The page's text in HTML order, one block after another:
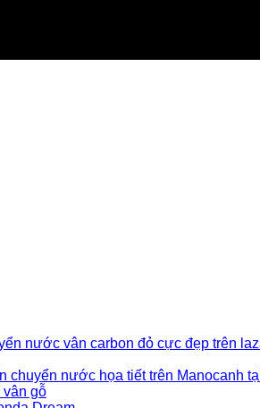
nước vân carbon đỏ cực đẹp trên
chuyển nước họa tiết trên Manocanh
gỗ